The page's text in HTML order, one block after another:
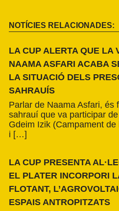
NOTÍCIES RELACIONADES:
LA CUP ALERTA QUE LA
NAAMA ASFARI ACABA
LA SITUACIÓ DELS
SAHRAUÍS
Parlar de Naama Asfari, és
sahrauí que va participar
Gdeim Izik (Campament de
i […]
LA CUP PRESENTA
EL PLATER INCORPORI
FLOTANT,
ESPAIS ANTROPITZATS